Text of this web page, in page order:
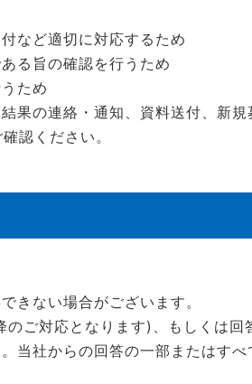
など適切に対応するため
る旨の確認を行うため
ため
果の連絡・通知、資料送付、新
認ください。
きない場合がございます。
ご対応となります)、もしくは
社からの回答の一部またはす